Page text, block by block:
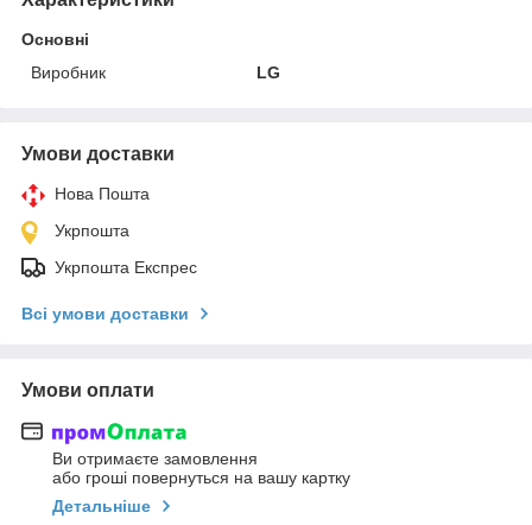
Основні
Виробник
LG
Умови доставки
Нова Пошта
Укрпошта
Укрпошта Експрес
Всі умови доставки
Умови оплати
Ви отримаєте замовлення
або гроші повернуться на вашу картку
Детальніше